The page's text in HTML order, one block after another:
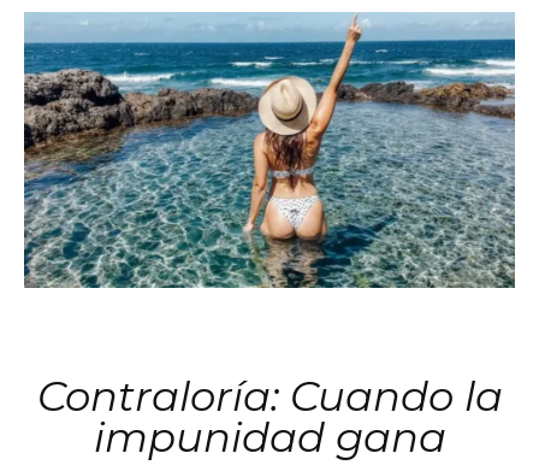
Contraloría: Cuando la
impunidad gana